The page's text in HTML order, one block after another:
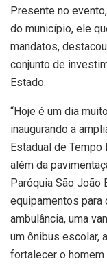
Presente no
do município, ele
mandatos,
conjunto de
Estado.
“Hoje é um dia
inaugurando a
Estadual de Tempo
além da
Paróquia São João
equipamentos para
ambulância, uma
um ônibus escolar,
fortalecer o homem